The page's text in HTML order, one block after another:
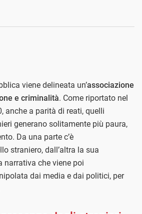
viene delineata un’associazione
e criminalità. Come riportato nel
anche a parità di reati, quelli
generano solitamente più paura,
Da una parte c’è
straniero, dall’altra la sua
narrativa che viene poi
dai media e dai politici, per